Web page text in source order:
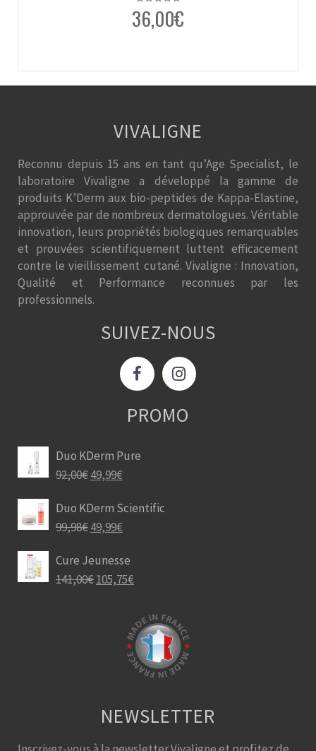
Note4.83
sur 5
36,00€
VIVALIGNE
Reconnu depuis 15 ans en tant qu’Age Specialist, le
laboratoire Vivaligne a développé la gamme de
produits K’Derm aux bio-peptides de Kappa-Elastine,
approuvée par de nombreux dermatologues. Véritable
innovation, leurs propriétés biologiques remarquables
et prouvées scientifiquement luttent efficacement
contre le vieillissement cutané. Vivaligne : Innovation,
Qualité et Performance reconnues par les
professionnels.
SUIVEZ-NOUS
PROMO
Duo KDerm Pure
92,00€49,99€
Duo KDerm Scientific
99,98€49,99€
Cure Jeunesse
141,00€105,75€
NEWSLETTER